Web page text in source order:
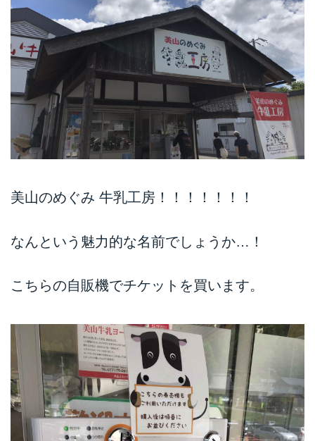
美山のめぐみ 牛乳工房！！！！！！！
なんという魅力的な名前でしょうか…！
こちらの自販機でチケットを買います。